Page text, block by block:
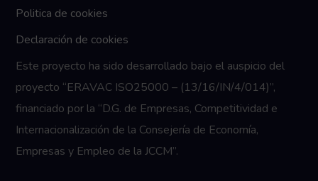
Politica de cookies
Declaración de cookies
Este proyecto ha sido desarrollado bajo el auspicio del
proyecto “ERAVAC ISO25000 – (13/16/IN/4/014)”,
financiado por la “D.G. de Empresas, Competitividad e
Internacionalización de la Consejería de Economía,
Empresas y Empleo de la JCCM”.